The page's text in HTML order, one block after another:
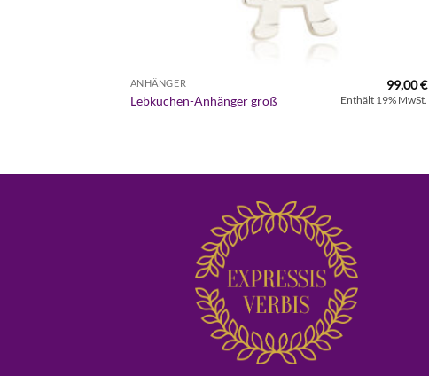
ANHÄNGER
Lebkuchen-Anhänger groß
99,00€
Enthält 19% MwSt.